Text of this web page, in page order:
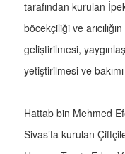
tarafından kurulan
böcekçiliği ve
geliştirilmesi,
yetiştirilmesi ve
Hattab bin Mehmed
Sivas’ta kurulan